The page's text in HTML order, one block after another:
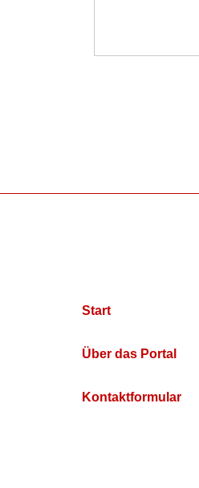
Start
Über das Portal
Kontaktformular